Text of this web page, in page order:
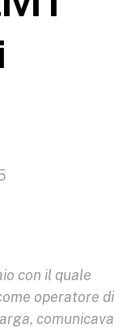
con il quale
operatore di
comunicava